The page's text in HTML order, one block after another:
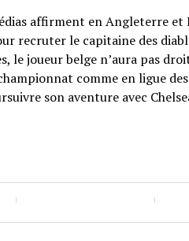
affirment en Angleterre et
recruter le capitaine des
le joueur belge n’aura pas
comme en ligue
son aventure avec